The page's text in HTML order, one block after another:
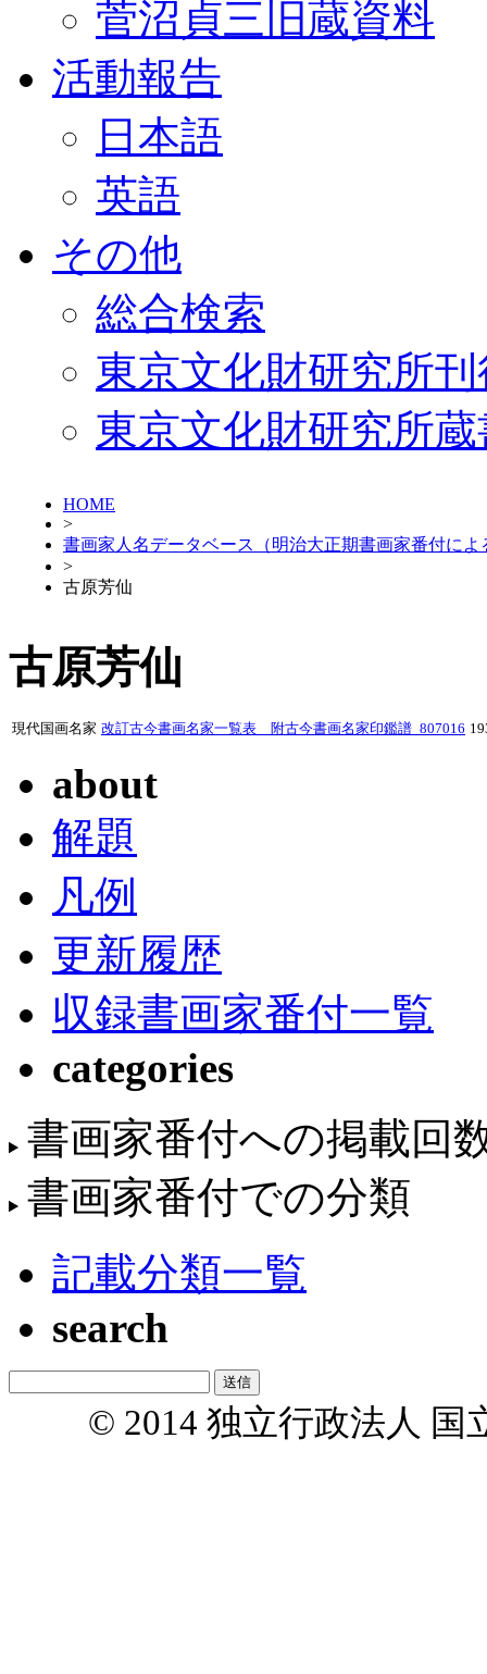
菅沼貞三旧蔵資料
活動報告
日本語
英語
その他
総合検索
東京文化財研究所
東京文化財研究所
HOME
>
書画家人名データベース（明治大正期書画家番付によ
>
古原芳仙
古原芳仙
現代国画名家 改訂古今書画名家一覧表 附古今書画名家印鑑譜_807016
about
解題
凡例
更新履歴
収録書画家番付一覧
categories
書画家番付への掲載回
書画家番付での分類
記載分類一覧
search
© 2014 独立行政法人 国